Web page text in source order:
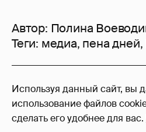
Используя данный сайт, вы
использование файлов
сделать его удобнее для вас.
Автор: Полина
Теги: медиа, пена дней,
117
Войдите в аккаунт,
оставлять комментарии